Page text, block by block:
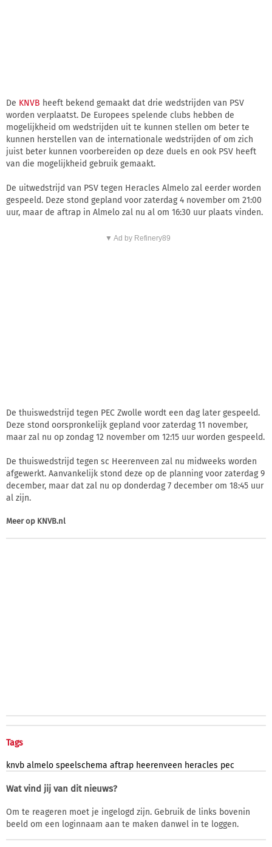
De KNVB heeft bekend gemaakt dat drie wedstrijden van PSV
worden verplaatst. De Europees spelende clubs hebben de
mogelijkheid om wedstrijden uit te kunnen stellen om beter te
kunnen herstellen van de internationale wedstrijden of om zich
juist beter kunnen voorbereiden op deze duels en ook PSV heeft
van die mogelijkheid gebruik gemaakt.
De uitwedstrijd van PSV tegen Heracles Almelo zal eerder worden
gespeeld. Deze stond gepland voor zaterdag 4 november om 21:00
uur, maar de aftrap in Almelo zal nu al om 16:30 uur plaats vinden.
▼ Ad by Refinery89
De thuiswedstrijd tegen PEC Zwolle wordt een dag later gespeeld.
Deze stond oorspronkelijk gepland voor zaterdag 11 november,
maar zal nu op zondag 12 november om 12:15 uur worden gespeeld.
De thuiswedstrijd tegen sc Heerenveen zal nu midweeks worden
afgewerkt. Aanvankelijk stond deze op de planning voor zaterdag 9
december, maar dat zal nu op donderdag 7 december om 18:45 uur
al zijn.
Meer op KNVB.nl
Tags
knvb almelo speelschema aftrap heerenveen heracles pec
Wat vind jij van dit nieuws?
Om te reageren moet je ingelogd zijn. Gebruik de links bovenin
beeld om een loginnaam aan te maken danwel in te loggen.